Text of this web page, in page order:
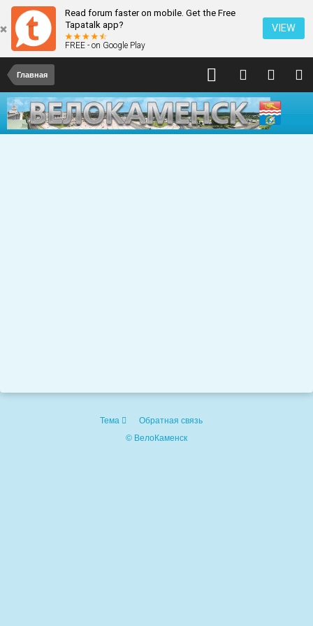
Read forum faster on mobile. Get the Free
Tapatalk app?
FREE - on Google Play
VIEW
Главная
Тема
Обратная связь
© ВелоКаменск